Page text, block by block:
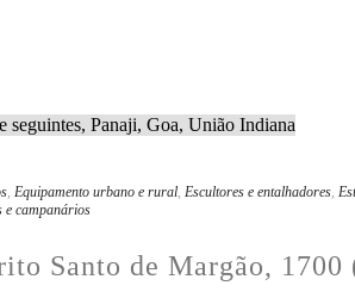
, Equipamento urbano e rural, Escultores e entalhadores,
e campanários
Santo de Margão,